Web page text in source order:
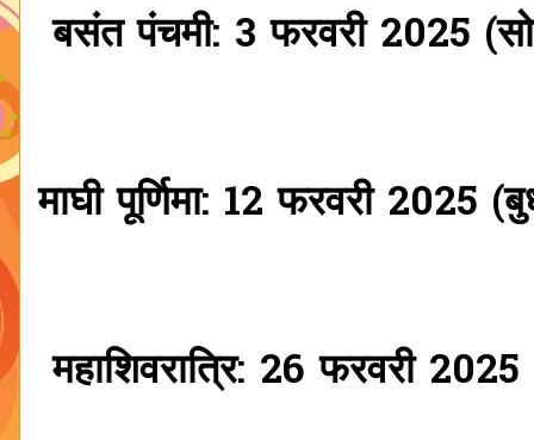
बसंत पंचमी: 3 फरवरी 2025
माघी पूर्णिमा: 12 फरवरी 2025
महाशिवरात्रि: 26 फरवरी